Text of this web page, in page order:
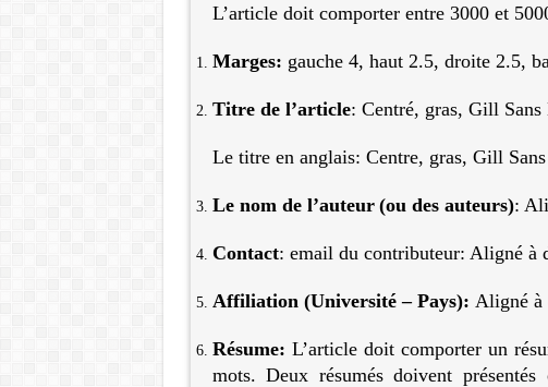
L’article doit comporter entre 3000 et
Marges: gauche 4, haut 2.5, droite 2.5,
Titre de l’article: Centré, gras, Gill
Le titre en anglais: Centre, gras, Gill
Le nom de l’auteur (ou des auteurs):
Contact: email du contributeur: Aligné à
Affiliation (Université – Pays): Aligné à
Résume: L’article doit comporter un
mots. Deux résumés doivent